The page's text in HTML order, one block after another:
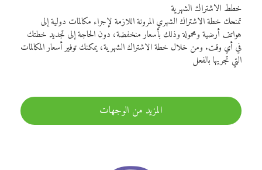
خطط الاشتراك الشهرية
تمنحك خطة الاشتراك الشهري المرونة اللازمة لإجراء مكالمات دولية إلى
هواتف أرضية ومحمولة وذلك بأسعار منخفضة، دون الحاجة إلى تجديد خطتك
في أي وقت. ومن خلال خطة الاشتراك الشهرية، يمكنك توفير أسعار المكالمات
التي تجريها بالفعل
المزيد من الوجهات